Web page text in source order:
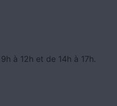
à 12h et de 14h à 17h.